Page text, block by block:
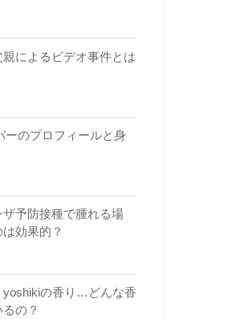
によるビデオ事件とは
ーのプロフィールと身
ザ予防接種で腫れる場
効果的？
yoshikiの香り…どんな香
の？